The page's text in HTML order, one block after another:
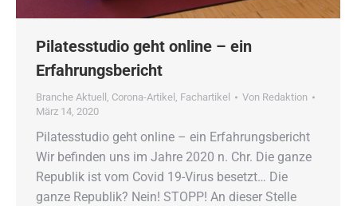
Pilatesstudio geht online – ein
Erfahrungsbericht
Branche Aktuell , Corona-Artikel , Fachartikel Von Redaktion
März 14, 2020
Pilatesstudio geht online – ein Erfahrungsbericht
Wir befinden uns im Jahre 2020 n. Chr. Die ganze
Republik ist vom Covid 19-Virus besetzt… Die
ganze Republik? Nein! STOPP! An dieser Stelle